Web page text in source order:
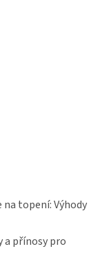
topení: Výhody
a přínosy pro